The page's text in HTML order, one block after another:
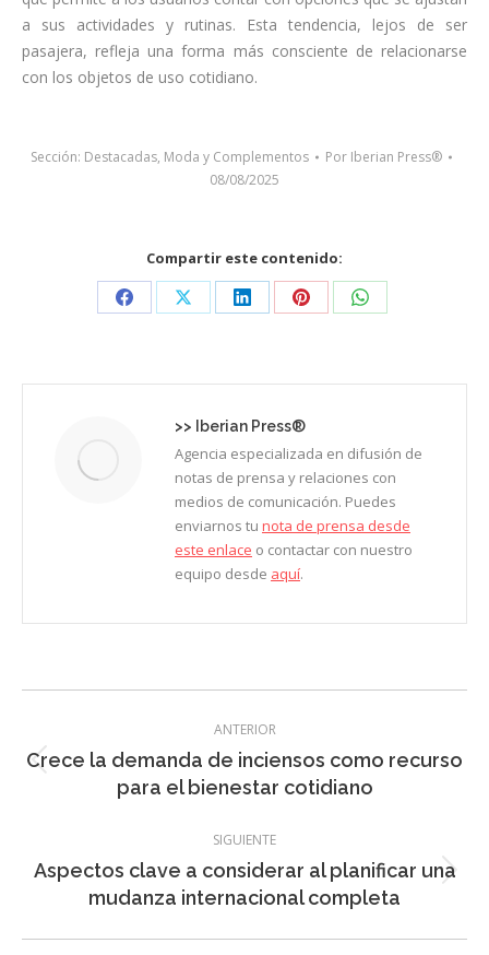
a sus actividades y rutinas. Esta tendencia, lejos de ser
pasajera, refleja una forma más consciente de relacionarse
con los objetos de uso cotidiano.
Sección: Destacadas, Moda y Complementos Por Iberian Press®
08/08/2025
Compartir este contenido:
Share
Facebook
Share
X
Share
LinkedIn
Share
Pinterest
Share
WhatsApp
>> Iberian Press®
Agencia especializada en difusión de
notas de prensa y relaciones con
medios de comunicación. Puedes
enviarnos tu nota de prensa desde
este enlace o contactar con nuestro
equipo desde aquí.
entre
entradas
ANTERIOR
Entrada
anterior:
Crece la demanda de inciensos como recurso
para el bienestar cotidiano
SIGUIENTE
Entrada
siguiente:
Aspectos clave a considerar al planificar una
mudanza internacional completa